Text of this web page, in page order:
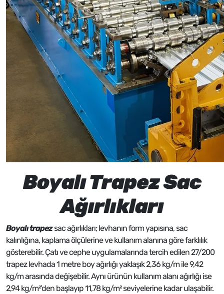
Boyalı Trapez Sac
Ağırlıkları
Boyalı trapezsac ağırlıkları; levhanın form yapısına, sac
kalınlığına, kaplama ölçülerine ve kullanım alanına göre farklılık
gösterebilir. Çatı ve cephe uygulamalarında tercih edilen 27/200
trapez levhada 1 metre boy ağırlığı yaklaşık 2,36 kg/m ile 9,42
kg/m arasında değişebilir. Aynı ürünün kullanım alanı ağırlığı ise
2,94 kg/m²’den başlayıp 11,78 kg/m² seviyelerine kadar ulaşabilir.